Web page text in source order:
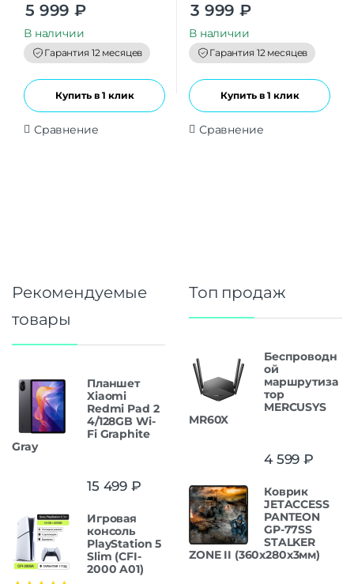
o
t
o
f
5
5 999 ₽
В наличии
Гарантия 12 месяцев
Купить в 1 клик
Сравнение
o
t
o
f
5
3 999 ₽
В наличии
Гарантия 12 месяцев
Купить в 1 клик
Сравнение
Рекомендуемые
товары
Планшет
Xiaomi
Redmi Pad 2
4/128GB Wi-
Fi Graphite
Gray
15 499 ₽
Игровая
консоль
PlayStation 5
Slim (CFI-
2000 A01)
Топ продаж
Беспроводн
ой
маршрутиза
тор
MERCUSYS
MR60X
4 599 ₽
Коврик
JETACCESS
PANTEON
GP-77SS
STALKER
ZONE II (360x280x3мм)